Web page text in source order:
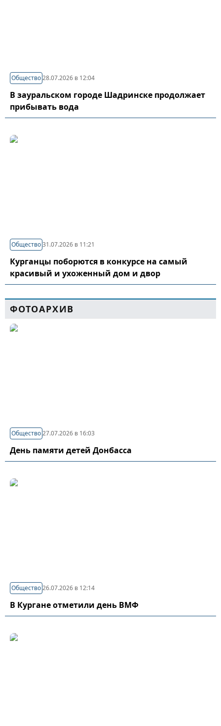
Общество28.07.2026 в 12:04
В зауральском городе Шадринске продолжает
прибывать вода
Общество31.07.2026 в 11:21
Курганцы поборются в конкурсе на самый
красивый и ухоженный дом и двор
ФОТОАРХИВ
Общество27.07.2026 в 16:03
День памяти детей Донбасса
Общество26.07.2026 в 12:14
В Кургане отметили день ВМФ